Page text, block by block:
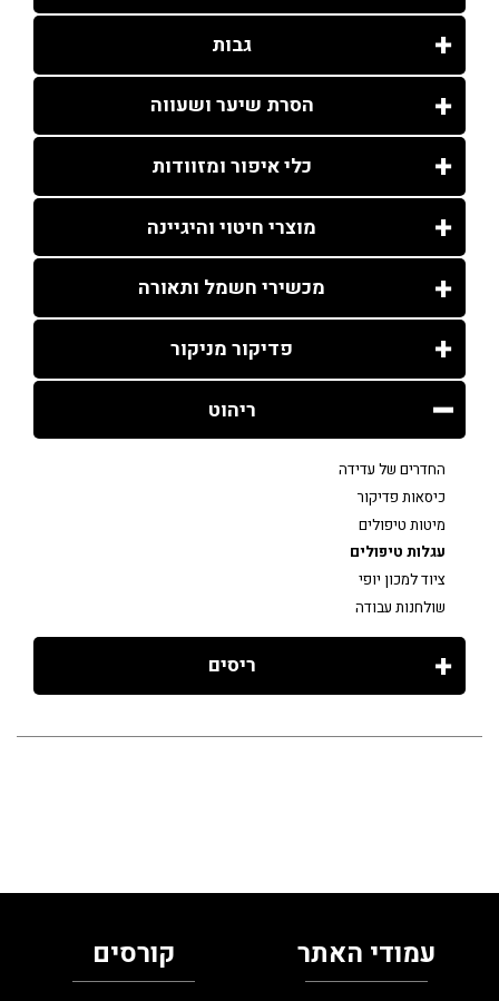
גבות
הסרת שיער ושעווה
כלי איפור ומזוודות
מוצרי חיטוי והיגיינה
מכשירי חשמל ותאורה
פדיקור מניקור
ריהוט
החדרים של עדידה
כיסאות פדיקור
מיטות טיפולים
עגלות טיפולים
ציוד למכון יופי
שולחנות עבודה
ריסים
עמודי האתר קורסים